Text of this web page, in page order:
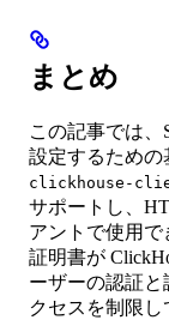
まとめ
この記事では
設定するための
clickhouse-
サポートし、
アントで使用で
証明書が
ーザーの認証
クセスを制限